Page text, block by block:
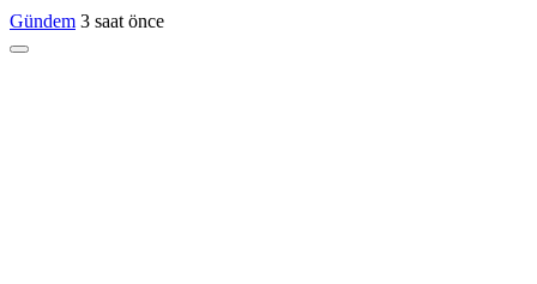
Gündem 3 saat önce